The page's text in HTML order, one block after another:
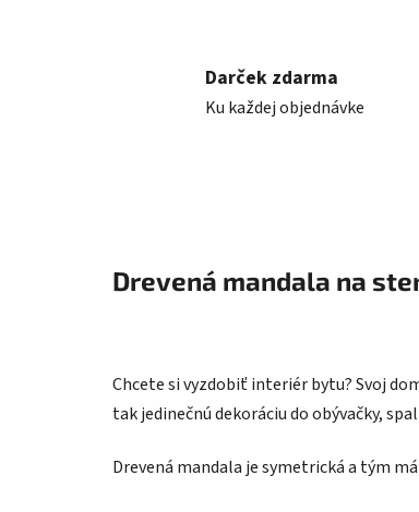
Darček zdarma
Ku každej objednávke
Drevená mandala na
Chcete si vyzdobiť interiér bytu? Svoj
tak jedinečnú dekoráciu do obývačky,
Drevená mandala je symetrická a tým